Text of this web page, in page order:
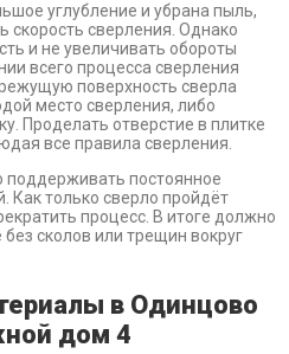
углубление и убрана пыль,
сверления. Однако
и не увеличивать обороты
всего процесса сверления
поверхность сверла
место сверления, либо
Проделать отверстие в плитке
все правила сверления.
постоянное
Как только сверло пройдёт
процесс. В итоге должно
сколов или трещин вокруг
в Одинцово
дом 4